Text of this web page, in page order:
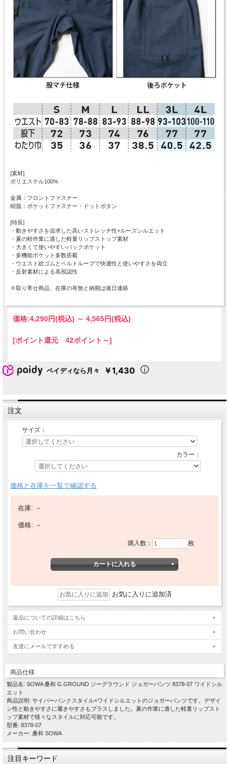
[素材]
ポリエステル100%
金属：フロントファスナー
樹脂：ポケットファスナー・ドットボタン
[特長]
・動きやすさを追求した高いストレッチ性+ルーズシルエット
・夏の軽作業に適した軽量リップストップ素材
・大きくて使いやすいバックポケット
・多機能ポケット多数搭載
・ウエスト総ゴムとベルトループで快適性と使いやすさを両立
・反射素材による高視認性
※取り寄せ商品、在庫の有無と納期は後日連絡
価格:4,290円(税込) ～ 4,565円(税込)
[ポイント還元 42ポイント～]
ペイディなら月々 ￥1,430
注文
サイズ：
カラー：
価格と在庫を一覧で確認する
在庫: －
価格: －
購入数： 枚
お気に入りに追加済
返品についての詳細はこちら
お問い合わせ
友達にメールですすめる
商品仕様
製品名: SOWA 桑和 G.GROUND ジーグラウンド ジョガーパンツ 8378-07 ワイドシル
エット
商品説明: サイバーパンクスタイル×ワイドシルエットのジョガーパンツです。デザイ
ン性と動きやすさに履きやすさもプラスしました。夏の作業に適した軽量リップスト
ップ素材で様々なスタイルに対応可能です。
型番: 8378-07
メーカー: 桑和 SOWA
注目キーワード